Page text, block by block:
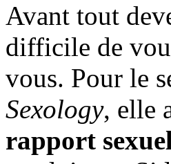
Avant tout
difficile de
vous. Pour le
Sexology, elle
rapport